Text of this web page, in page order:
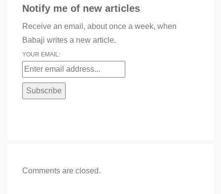
Notify me of new articles
Receive an email, about once a week, when
Babaji writes a new article.
YOUR EMAIL:
Comments are closed.